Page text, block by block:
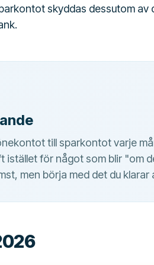
skyddas dessutom av
till sparkontot varje
istället för något som blir "om
men börja med det du klarar